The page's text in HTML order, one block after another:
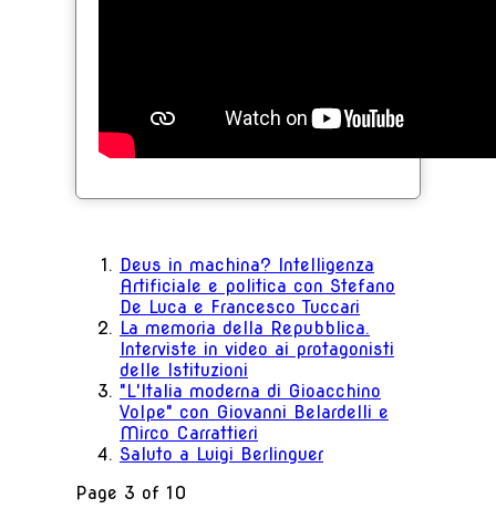
Deus in machina? Intelligenza
Artificiale e politica con Stefano
De Luca e Francesco Tuccari
La memoria della Repubblica.
Interviste in video ai protagonisti
delle Istituzioni
"L'Italia moderna di Gioacchino
Volpe" con Giovanni Belardelli e
Mirco Carrattieri
Saluto a Luigi Berlinguer
Page 3 of 10